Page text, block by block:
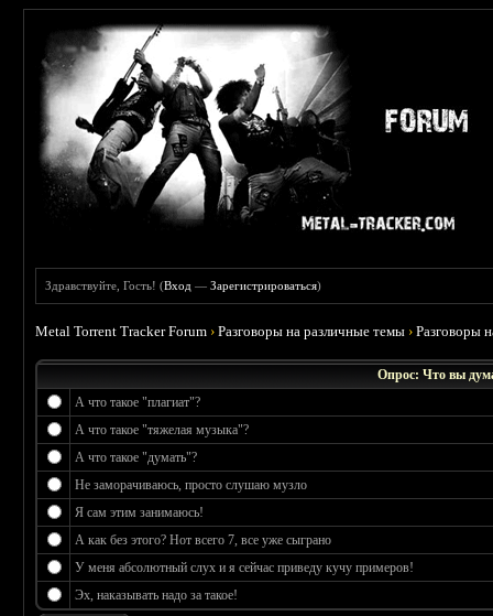
Здравствуйте, Гость! (Вход —Зарегистрироваться)
Metal Torrent Tracker Forum ›Разговоры на различные темы ›Разговоры
Опрос: Что вы
А что такое "плагиат"?
А что такое "тяжелая музыка"?
А что такое "думать"?
Не заморачиваюсь, просто слушаю музло
Я сам этим занимаюсь!
А как без этого? Нот всего 7, все уже сыграно
У меня абсолютный слух и я сейчас приведу кучу примеров!
Эх, наказывать надо за такое!